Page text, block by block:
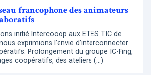
francophone des animateurs
initié Intercooop aux ETES TIC de
exprimions l’envie d’interconnecter
Prolongement du groupe IC-Fing,
coopératifs, des ateliers (…)